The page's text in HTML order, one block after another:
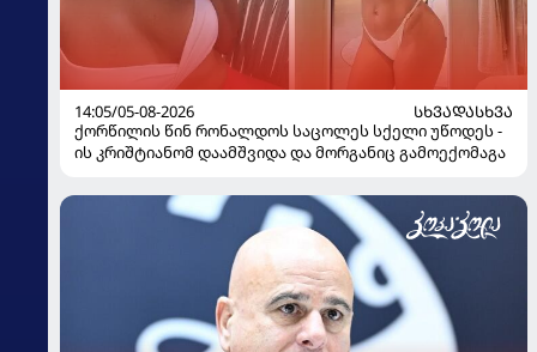
14:05/05-08-2026
ᲡᲮᲕᲐᲓᲐᲡᲮᲕᲐ
ქორწილის წინ რონალდოს საცოლეს სქელი უწოდეს -
ის კრიშტიანომ დაამშვიდა და მორგანიც გამოექომაგა